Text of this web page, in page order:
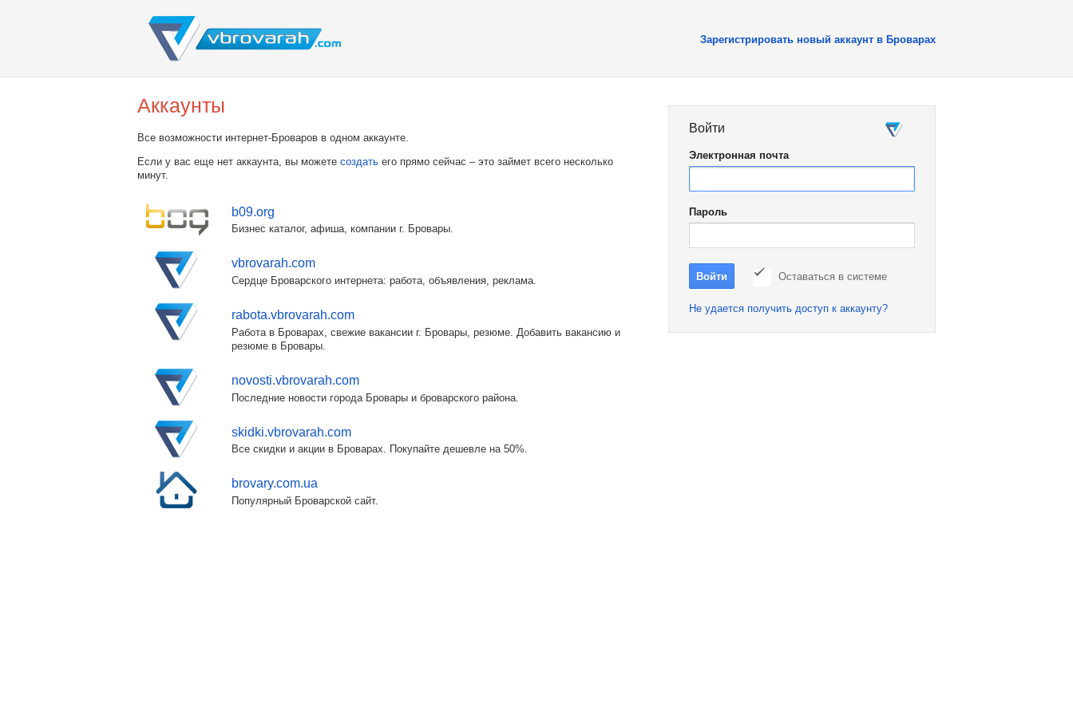
Зарегистрировать новый аккаунт в Броварах
Войти
Электронная почта
Пароль
Оставаться в системе
Не удается получить доступ к аккаунту?
Аккаунты
Все возможности интернет-Броваров в одном аккаунте.
Если у вас еще нет аккаунта, вы можете создать его прямо сейчас – это займет всего несколько
минут.
b09.org
Бизнес каталог, афиша, компании г. Бровары.
vbrovarah.com
Сердце Броварского интернета: работа, объявления, реклама.
rabota.vbrovarah.com
Работа в Броварах, свежие вакансии г. Бровары, резюме. Добавить вакансию и
резюме в Бровары.
novosti.vbrovarah.com
Последние новости города Бровары и броварского района.
skidki.vbrovarah.com
Все скидки и акции в Броварах. Покупайте дешевле на 50%.
brovary.com.ua
Популярный Броварской сайт.